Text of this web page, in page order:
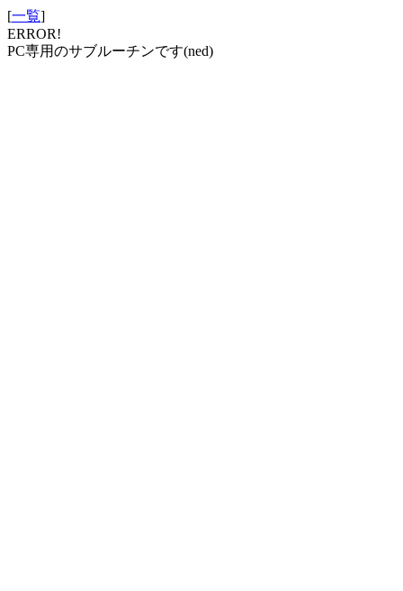
[一覧]
ERROR!
PC専用のサブルーチンです(ned)